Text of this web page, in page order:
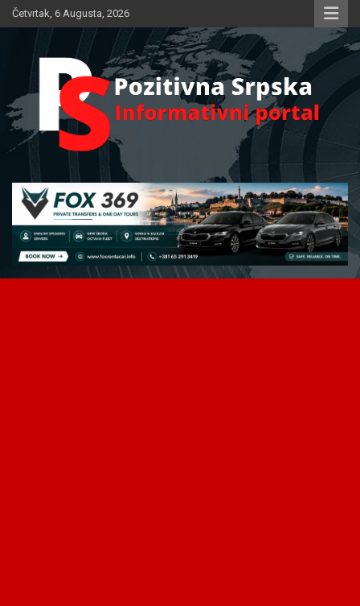
Skip
to
Četvrtak, 6 Augusta, 2026
Pozitivna Srpska